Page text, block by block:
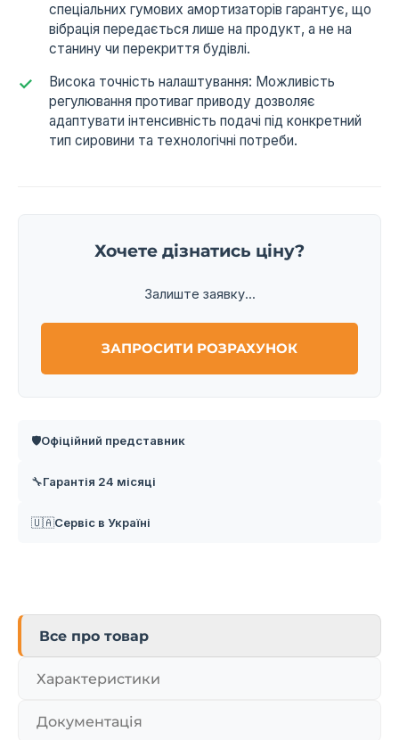
спеціальних гумових амортизаторів гарантує, що
вібрація передається лише на продукт, а не на
станину чи перекриття будівлі.
Висока точність налаштування: Можливість
регулювання противаг приводу дозволяє
адаптувати інтенсивність подачі під конкретний
тип сировини та технологічні потреби.
Хочете дізнатись ціну?
Залиште заявку...
ЗАПРОСИТИ РОЗРАХУНОК
🛡️Офіційний представник
🔧Гарантія 24 місяці
🇺🇦Сервіс в Україні
Все про товар
Характеристики
Документація